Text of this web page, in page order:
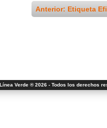
Anterior: Etiqueta
Línea Verde ® 2026 - Todos los derechos